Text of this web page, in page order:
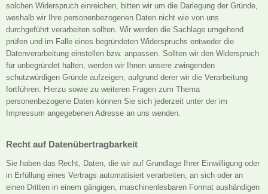
solchen Widerspruch einreichen, bitten wir um die Darlegung der Gründe,
weshalb wir Ihre personenbezogenen Daten nicht wie von uns
durchgeführt verarbeiten sollten. Wir werden die Sachlage umgehend
prüfen und im Falle eines begründeten Widerspruchs entweder die
Datenverarbeitung einstellen bzw. anpassen. Sollten wir den Widerspruch
für unbegründet halten, werden wir Ihnen unsere zwingenden
schutzwürdigen Gründe aufzeigen, aufgrund derer wir die Verarbeitung
fortführen. Hierzu sowie zu weiteren Fragen zum Thema
personenbezogene Daten können Sie sich jederzeit unter der im
Impressum angegebenen Adresse an uns wenden.
Recht auf Datenübertragbarkeit
Sie haben das Recht, Daten, die wir auf Grundlage Ihrer Einwilligung oder
in Erfüllung eines Vertrags automatisiert verarbeiten, an sich oder an
einen Dritten in einem gängigen, maschinenlesbaren Format aushändigen